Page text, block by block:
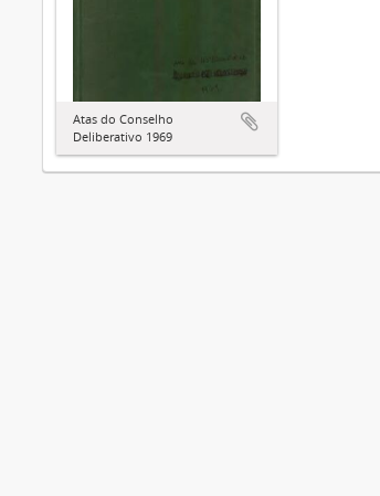
Atas do Conselho
Deliberativo 1969